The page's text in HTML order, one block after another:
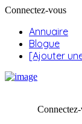
Connectez-vous
Annuaire
Blogue
[Ajouter